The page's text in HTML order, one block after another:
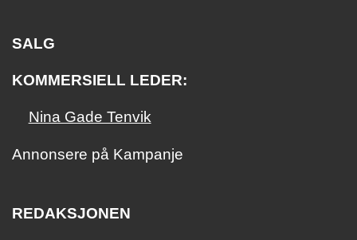
SALG
KOMMERSIELL LEDER:
Nina Gade Tenvik
Annonsere på Kampanje
REDAKSJONEN